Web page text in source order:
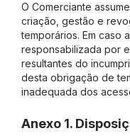
O Comerciante
criação, gestão e
temporários. Em caso
responsabilizada por
resultantes do
desta obrigação de
inadequada dos
Anexo 1.